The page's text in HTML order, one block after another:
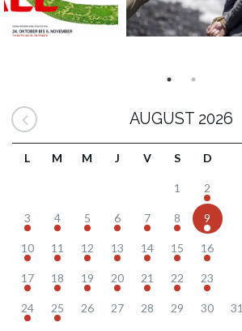
AUGUST 2026
L M M J V S D
1 2
3 4 5 6 7 8 9
10 11 12 13 14 15 16
17 18 19 20 21 22 23
24 25 26 27 28 29 30 31